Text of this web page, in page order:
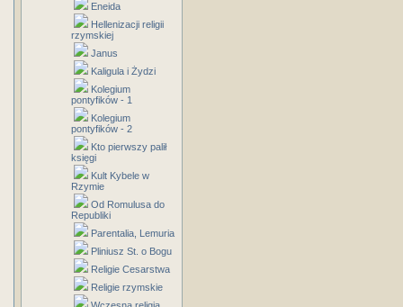
Eneida
Hellenizacji religii
rzymskiej
Janus
Kaligula i Żydzi
Kolegium
pontyfików - 1
Kolegium
pontyfików - 2
Kto pierwszy palił
księgi
Kult Kybele w
Rzymie
Od Romulusa do
Republiki
Parentalia, Lemuria
Pliniusz St. o Bogu
Religie Cesarstwa
Religie rzymskie